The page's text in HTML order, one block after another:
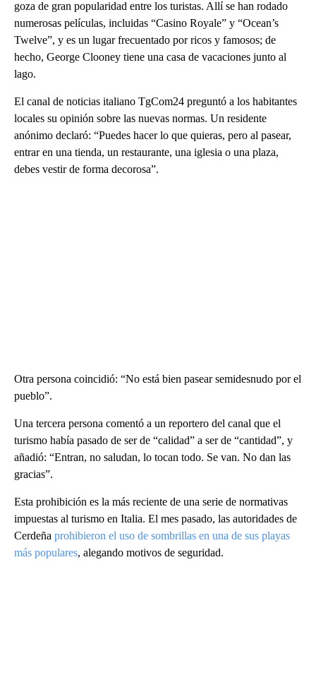
goza de gran popularidad entre los turistas. Allí se han rodado
numerosas películas, incluidas “Casino Royale” y “Ocean’s
Twelve”, y es un lugar frecuentado por ricos y famosos; de
hecho, George Clooney tiene una casa de vacaciones junto al
lago.
El canal de noticias italiano TgCom24 preguntó a los habitantes
locales su opinión sobre las nuevas normas. Un residente
anónimo declaró: “Puedes hacer lo que quieras, pero al pasear,
entrar en una tienda, un restaurante, una iglesia o una plaza,
debes vestir de forma decorosa”.
Otra persona coincidió: “No está bien pasear semidesnudo por el
pueblo”.
Una tercera persona comentó a un reportero del canal que el
turismo había pasado de ser de “calidad” a ser de “cantidad”, y
añadió: “Entran, no saludan, lo tocan todo. Se van. No dan las
gracias”.
Esta prohibición es la más reciente de una serie de normativas
impuestas al turismo en Italia. El mes pasado, las autoridades de
Cerdeña prohibieron el uso de sombrillas en una de sus playas
más populares, alegando motivos de seguridad.